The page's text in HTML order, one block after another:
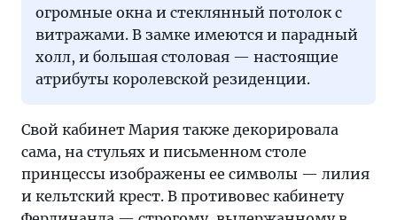
огромные окна и стеклянный потолок с
витражами. В замке имеются и парадный
холл, и большая столовая — настоящие
атрибуты королевской резиденции.
Свой кабинет Мария также декорировала
сама, на стульях и письменном столе
принцессы изображены ее символы — лилия
и кельтский крест. В противовес кабинету